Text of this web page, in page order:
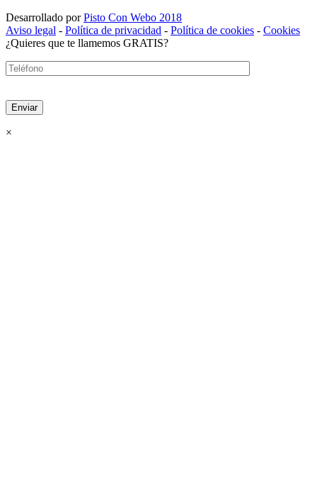
Desarrollado porPisto Con Webo 2018
Aviso legal - Política de privacidad - Política de cookies - Cookies
¿Quieres que te llamemos GRATIS?
×